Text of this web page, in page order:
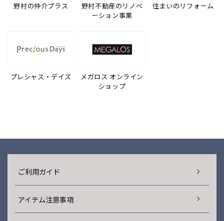
野村の仲介プラス
野村不動産のリノベ
ーション事業
住まいのリフォーム
プレシャス・デイズ
メガロス オンライン
ショップ
ご利用ガイド
アイテム注意事項